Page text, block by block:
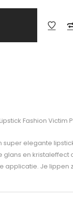
Fashion Victim
super elegante
glans en
applicatie. Je lippen